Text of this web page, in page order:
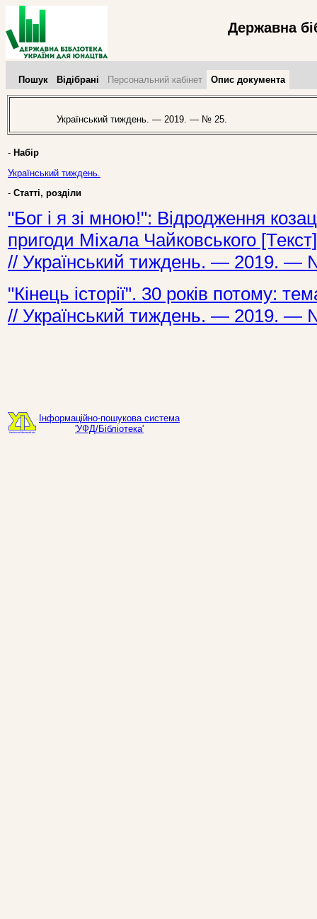
Державна
Пошук Відібрані Персональний кабінет Опис документа
Український тиждень. — 2019. — № 25.
- Набір
Український тиждень.
- Статті, розділи
"Бог і я зі мною!": Відродження
пригоди Міхала Чайковського
// Український тиждень. — 2019.
"Кінець історії". 30 років потому:
// Український тиждень. — 2019.
Інформаційно-пошукова система
'УФД/Бібліотека'